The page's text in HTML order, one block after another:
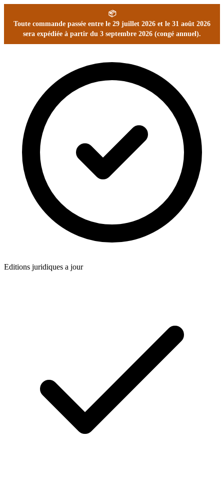
📦
Toute commande passée entre le 29 juillet 2026 et le 31 août 2026
sera expédiée à partir du 3 septembre 2026 (congé annuel).
Editions juridiques a jour